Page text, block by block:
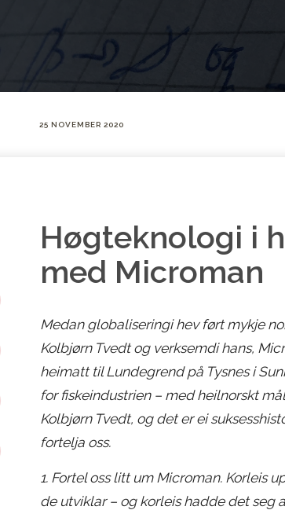
25 NOVEMBER 2020
Høgteknologi i
med Microman
Medan globaliseringi hev ført mykje
Kolbjørn Tvedt og verksemdi hans,
heimatt til Lundegrend på Tysnes i
for fiskeindustrien – med heilnorskt
Kolbjørn Tvedt, og det er ei
fortelja oss.
1. Fortel oss litt um Microman. Korleis
de utviklar – og korleis hadde det seg